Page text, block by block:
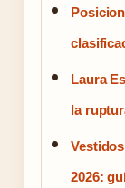
Laura
la
2026: